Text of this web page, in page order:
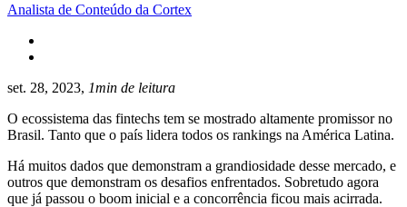
Analista de Conteúdo da Cortex
set. 28, 2023, 1min de leitura
O ecossistema das fintechs tem se mostrado altamente promissor no
Brasil. Tanto que o país lidera todos os rankings na América Latina.
Há muitos dados que demonstram a grandiosidade desse mercado, e
outros que demonstram os desafios enfrentados. Sobretudo agora
que já passou o boom inicial e a concorrência ficou mais acirrada.